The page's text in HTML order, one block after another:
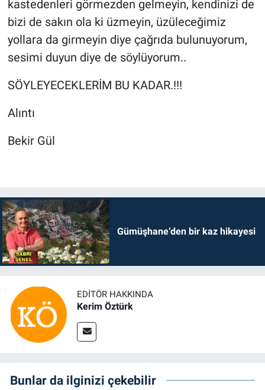
kastedenleri görmezden gelmeyin, kendinizi de
bizi de sakın ola ki üzmeyin, üzüleceğimiz
yollara da girmeyin diye çağrıda bulunuyorum,
sesimi duyun diye de söylüyorum..
SÖYLEYECEKLERİM BU KADAR.!!!
Alıntı
Bekir Gül
Gümüşhane’den bir kaz hikayesi
EDITÖR HAKKINDA
Kerim Öztürk
Bunlar da ilginizi çekebilir